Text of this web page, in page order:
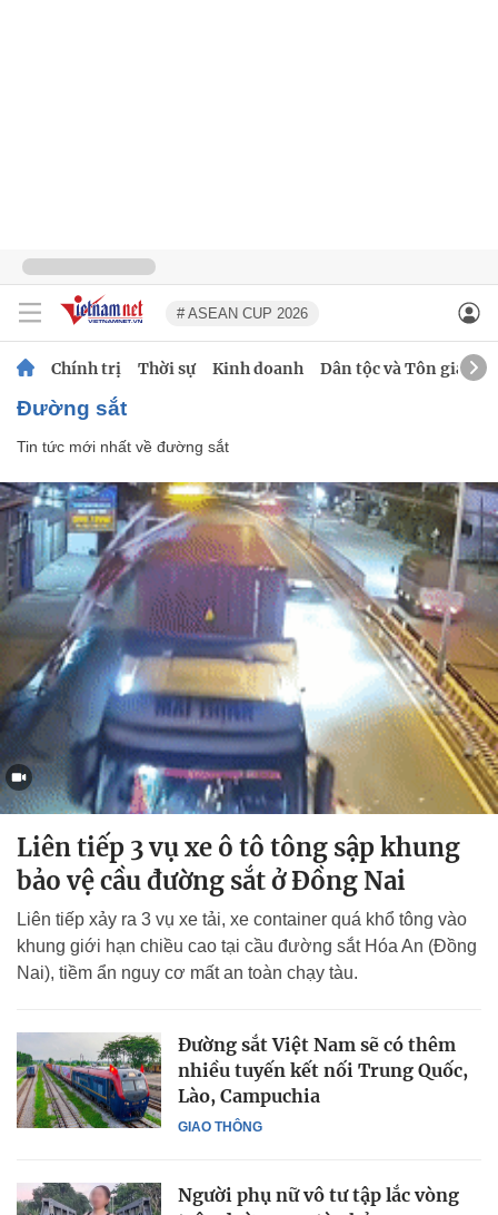
# ASEAN CUP 2026
Chính trị Thời sự Kinh doanh Dân tộc và Tôn giáo
đường sắt
Tin tức mới nhất về đường sắt
Liên tiếp 3 vụ xe ô tô tông sập khung
bảo vệ cầu đường sắt ở Đồng Nai
Liên tiếp xảy ra 3 vụ xe tải, xe container quá khổ tông vào
khung giới hạn chiều cao tại cầu đường sắt Hóa An (Đồng
Nai), tiềm ẩn nguy cơ mất an toàn chạy tàu.
GIAO THÔNG
Đường sắt Việt Nam sẽ có thêm
nhiều tuyến kết nối Trung Quốc,
Lào, Campuchia
Người phụ nữ vô tư tập lắc vòng